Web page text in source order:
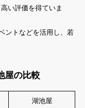
い評価を得ていま
ントなどを活用し、若
屋の比較
湖池屋